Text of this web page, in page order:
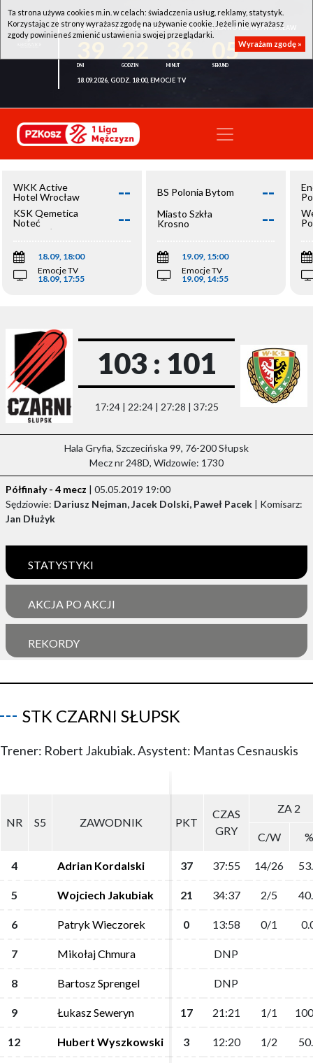
WKK ACTIVE HOTEL WROCŁAW - KSK QEMETICA NOTEĆ INOWROCŁAW
05
18.09.2026, GODZ. 18:00, EMOCJE TV
WKK Active
Hotel Wrocław
--
KSK Qemetica
Noteć
Inowrocław
--
18.09, 18:00
Emocje TV
18.09, 17:55
BS Polonia Bytom --
Miasto Szkła
Krosno
--
19.09, 15:00
Emocje TV
19.09, 14:55
103 : 101
17:24 | 22:24 | 27:28 | 37:25
Hala Gryfia, Szczecińska 99, 76-200 Słupsk
Mecz nr 248D, Widzowie: 1730
Półfinały - 4 mecz | 05.05.2019 19:00
Sędziowie: Dariusz Nejman, Jacek Dolski, Paweł Pacek | Komisarz:
Jan Dłużyk
STATYSTYKI
AKCJA PO AKCJI
REKORDY
STK CZARNI SŁUPSK
Trener: Robert Jakubiak. Asystent: Mantas Cesnauskis
NR S5 ZAWODNIK PKT
CZAS
GRY
ZA 2
C/W %
4 Adrian Kordalski 37 37:55 14/26
5 Wojciech Jakubiak 21 34:37 2/5
6 Patryk Wieczorek 0 13:58 0/1
7 Mikołaj Chmura DNP
8 Bartosz Sprengel DNP
9 Łukasz Seweryn 17 21:21 1/1
12 Hubert Wyszkowski 3 12:20 1/2
NR S5 ZAWODNIK PKT
CZAS
GRY
ZA 2
C/W %
4 Adrian Kordalski 37 37:55 14/26
5 Wojciech Jakubiak 21 34:37 2/5
6 Patryk Wieczorek 0 13:58 0/1
7 Mikołaj Chmura DNP
8 Bartosz Sprengel DNP
9 Łukasz Seweryn 17 21:21 1/1
12 Hubert Wyszkowski 3 12:20 1/2
Ta strona używa cookies m.in. w celach: świadczenia usług, reklamy, statystyk.
Korzystając ze strony wyrażasz zgodę na używanie cookie. Jeżeli nie wyrażasz
zgody powinieneś zmienić ustawienia swojej przeglądarki.
Wyrażam zgodę »